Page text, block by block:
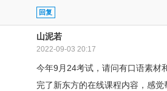
回复
山泥若
2022-09-03 20:17
今年9月24考试，请问有口语素材
完了新东方的在线课程内容，感觉